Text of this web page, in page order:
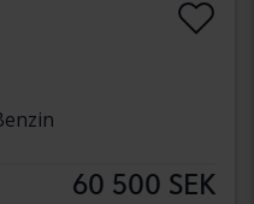
60 500 SEK